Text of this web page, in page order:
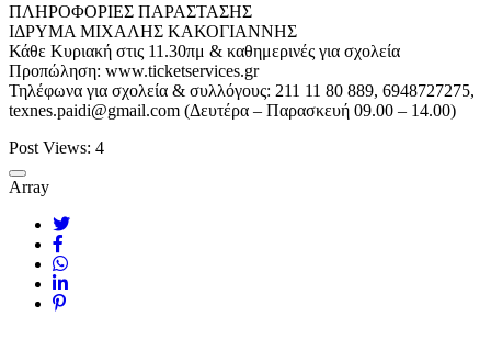
ΠΛΗΡΟΦΟΡΙΕΣ ΠΑΡΑΣΤΑΣΗΣ
ΙΔΡΥΜΑ ΜΙΧΑΛΗΣ ΚΑΚΟΓΙΑΝΝΗΣ
Κάθε Κυριακή στις 11.30πμ & καθημερινές για σχολεία
Προπώληση: www.ticketservices.gr
Τηλέφωνα για σχολεία & συλλόγους: 211 11 80 889, 6948727275,
texnes.paidi@gmail.com (Δευτέρα – Παρασκευή 09.00 – 14.00)
Post Views: 4
Array